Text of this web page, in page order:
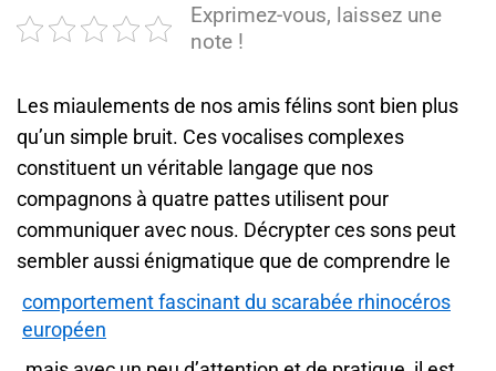
Exprimez-vous, laissez une
note !
Les miaulements de nos amis félins sont bien plus
qu’un simple bruit. Ces vocalises complexes
constituent un véritable langage que nos
compagnons à quatre pattes utilisent pour
communiquer avec nous. Décrypter ces sons peut
sembler aussi énigmatique que de comprendre le
comportement fascinant du scarabée rhinocéros
européen